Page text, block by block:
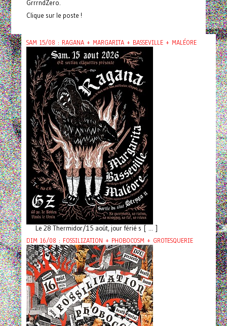
GrrrndZero.
Clique sur le poste !
SAM 15/08 : RAGANA + MARGARITA + BASSEVILLE + MALÉORE
Le 28 Thermidor/15 août, jour férié s [ ... ]
DIM 16/08 : FOSSILIZATION + PHOBOCOSM + GROTESQUERIE